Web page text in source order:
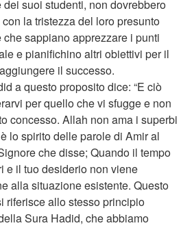
suoi studenti, non dovrebbero
la tristezza del loro presunto
sappiano apprezzare i punti
e pianifichino altri obiettivi per il
il successo.
a questo proposito dice: “E ciò
per quello che vi sfugge e non
concesso. Allah non ama i superbi
lo spirito delle parole di Amir al
che disse; Quando il tempo
e il tuo desiderio non viene
alla situazione esistente. Questo
allo stesso principio
Sura Hadid, che abbiamo